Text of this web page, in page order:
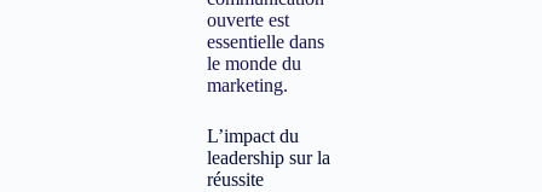
ouverte est
essentielle dans
le monde du
marketing.
L’impact du
leadership sur la
réussite